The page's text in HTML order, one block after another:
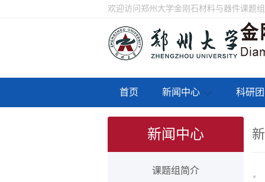
欢迎访问郑州大学金刚石材料与器件课题组
首页 新闻中心 科研
新闻中心
课题组简介